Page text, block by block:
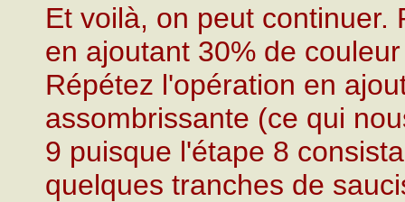
Et voilà, on peut
en ajoutant 30% de
Répétez l'opération en
assombrissante (ce qui
9 puisque l'étape 8
quelques tranches de